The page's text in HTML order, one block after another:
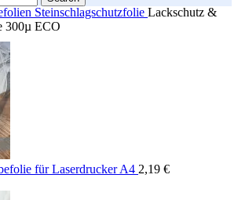
Steinschlagschutzfolie Lackschutz &
300µ ECO
für Laserdrucker A4 2,19 €